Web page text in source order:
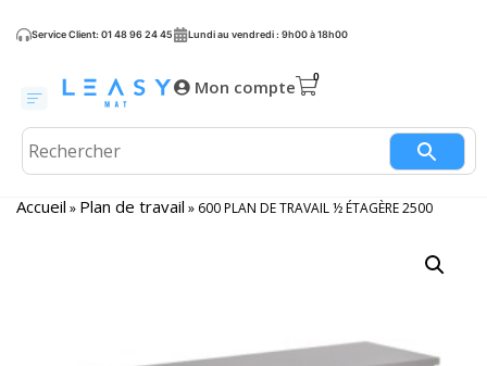
Service Client: 01 48 96 24 45 Lundi au vendredi : 9h00 à 18h00
Mon compte
Accueil » Plan de travail » 600 PLAN DE TRAVAIL ½ ÉTAGÈRE 2500